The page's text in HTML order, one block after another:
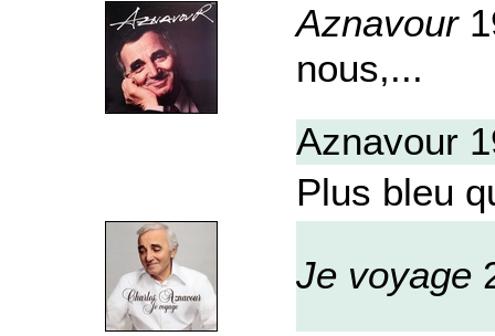
Aznavour
nous,...
Aznavour
Plus bleu
Je voyage